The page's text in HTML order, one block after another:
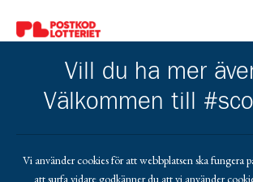
Gå till pl_50
Vill du ha mer
Välkommen till
Vi använder cookies för att webbplatsen ska fungera
att surfa vidare godkänner du att vi använder